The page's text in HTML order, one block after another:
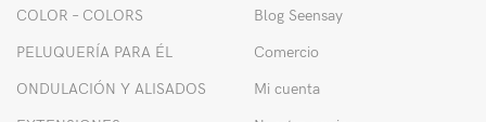
COLOR – COLORS
PELUQUERÍA PARA ÉL
ONDULACIÓN Y ALISADOS
Blog Seensay
Comercio
Mi cuenta